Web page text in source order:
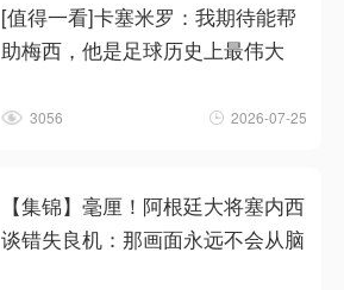
[值得一看]卡塞米罗：我期待能帮
助梅西，他是足球历史上最伟大
3056 2026-07-25
【集锦】毫厘！阿根廷大将塞内西
谈错失良机：那画面永远不会从脑